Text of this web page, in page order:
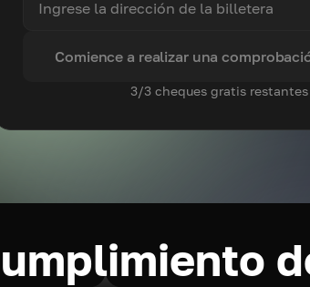
Comience a realizar una
3/3 cheques gratis restantes